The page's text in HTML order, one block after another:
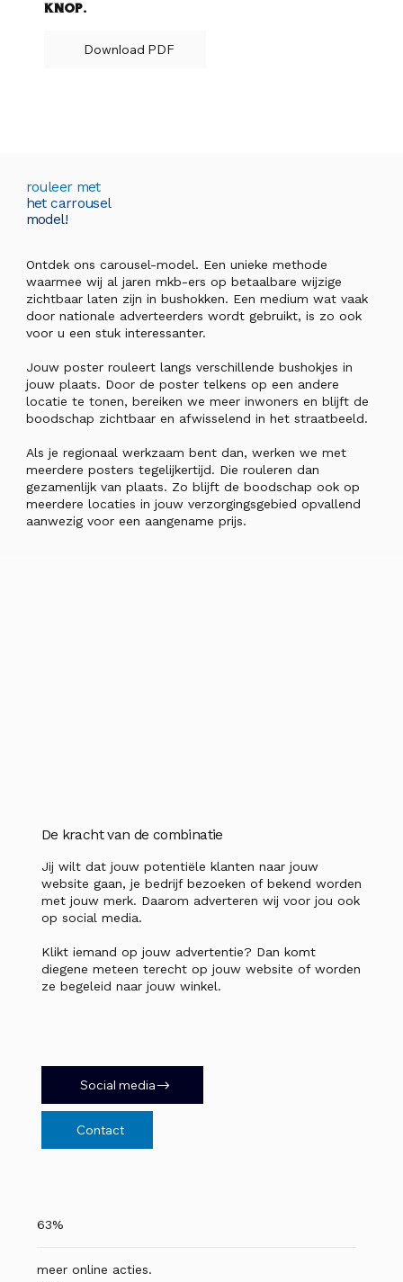
knop.
Download PDF
rouleer met
het carrousel
model!
Ontdek ons carousel-model. Een unieke methode
waarmee wij al jaren mkb-ers op betaalbare wijzige
zichtbaar laten zijn in bushokken. Een medium wat vaak
door nationale adverteerders wordt gebruikt, is zo ook
voor u een stuk interessanter.
Jouw poster rouleert langs verschillende bushokjes in
jouw plaats. Door de poster telkens op een andere
locatie te tonen, bereiken we meer inwoners en blijft de
boodschap zichtbaar en afwisselend in het straatbeeld.
Als je regionaal werkzaam bent dan, werken we met
meerdere posters tegelijkertijd. Die rouleren dan
gezamenlijk van plaats. Zo blijft de boodschap ook op
meerdere locaties in jouw verzorgingsgebied opvallend
aanwezig voor een aangename prijs.
De kracht van de combinatie
Jij wilt dat jouw potentiële klanten naar jouw
website gaan, je bedrijf bezoeken of bekend worden
met jouw merk. Daarom adverteren wij voor jou ook
op social media.
Klikt iemand op jouw advertentie? Dan komt
diegene meteen terecht op jouw website of worden
ze begeleid naar jouw winkel.
Social media
Contact
63%
meer online acties.